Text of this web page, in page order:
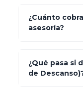
¿Cuánto
asesoría?
¿Qué pasa si
de